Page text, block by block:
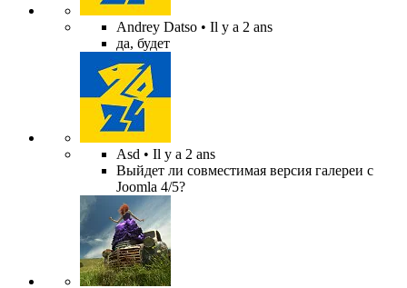
Andrey Datso • Il y a 2 ans
да, будет
Asd • Il y a 2 ans
Выйдет ли совместимая версия галереи с
Joomla 4/5?